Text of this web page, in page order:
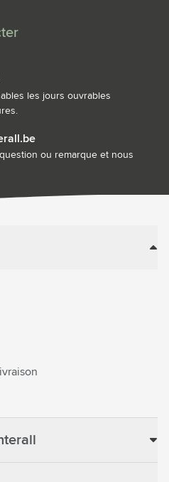
les jours ouvrables
ou remarque et nous